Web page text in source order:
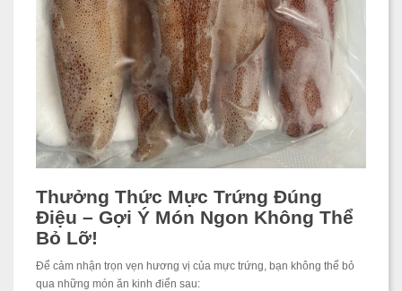
Thưởng Thức Mực Trứng Đúng
Điệu – Gợi Ý Món Ngon Không Thể
Bỏ Lỡ!
Để cảm nhận trọn vẹn hương vị của mực trứng, bạn không thể bỏ
qua những món ăn kinh điển sau: